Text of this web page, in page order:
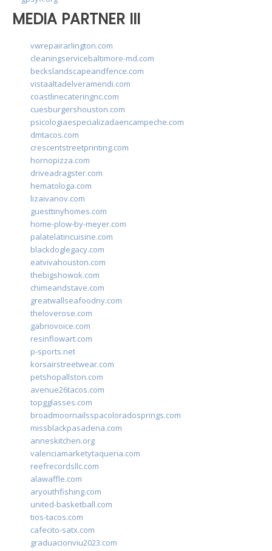
MEDIA PARTNER III
vwrepairarlington.com
cleaningservicebaltimore-md.com
beckslandscapeandfence.com
vistaaltadelveramendi.com
coastlinecateringnc.com
cuesburgershouston.com
psicologiaespecializadaencampeche.com
dmtacos.com
crescentstreetprinting.com
hornopizza.com
driveadragster.com
hematologa.com
lizaivanov.com
guesttinyhomes.com
home-plow-by-meyer.com
palatelatincuisine.com
blackdoglegacy.com
eatvivahouston.com
thebigshowok.com
chimeandstave.com
greatwallseafoodny.com
theloverose.com
gabriovoice.com
resinflowart.com
p-sports.net
korsairstreetwear.com
petshopallston.com
avenue26tacos.com
topgglasses.com
broadmoornailsspacoloradosprings.com
missblackpasadena.com
anneskitchen.org
valenciamarketytaqueria.com
reefrecordsllc.com
alawaffle.com
aryouthfishing.com
united-basketball.com
tios-tacos.com
cafecito-satx.com
graduacionviu2023.com